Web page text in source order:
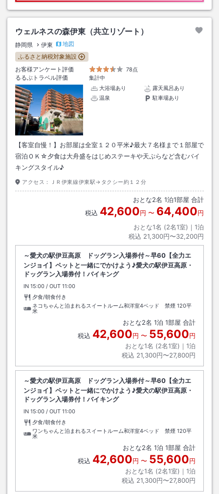
ウェルネスの森伊東（共立リゾート）
静岡県 伊東
地図
ふるさと納税対象施設
お客様アンケート評価
78点
るるぶトラベル評価
集計中
大浴場あり
露天風呂あり
温泉
駐車場あり
【客室自慢！】お部屋は全室１２０平米♪最大７名様まで１部屋で
宿泊ＯＫ☆夕食は大舟盛をはじめステーキや天ぷらなど含むバイ
キングスタイル♪
アクセス： ＪＲ伊東線伊東駅→タクシー約１２分
おとな2名 1泊1部屋 合計
税込 42,600円 〜 64,400円
おとな1名 (2名1室)｜ 1泊
税込 21,300円〜32,200円
～愛犬の駅伊豆高原 ドッグラン入場券付～早60【全力エ
ンジョイ】ペットと一緒にでかけよう♪愛犬の駅伊豆高原・
ドッグラン入場券付！バイキング
IN チェックイン
15:00 / OUT チェックアウト
11:00
夕食/朝食付き
ネコちゃんと泊まれるスイートルーム和洋室4ベッド 禁煙 120平
米
おとな2名 1泊 1部屋 合計
税込 42,600円 〜 55,600円
おとな1名 (2名1室)｜ 1泊
税込 21,300円〜27,800円
～愛犬の駅伊豆高原 ドッグラン入場券付～早60【全力エ
ンジョイ】ペットと一緒にでかけよう♪愛犬の駅伊豆高原・
ドッグラン入場券付！バイキング
IN チェックイン
15:00 / OUT チェックアウト
11:00
夕食/朝食付き
ワンちゃんと泊まれるスイートルーム和洋室4ベッド 禁煙 120平
米
おとな2名 1泊 1部屋 合計
税込 42,600円 〜 55,600円
おとな1名 (2名1室)｜ 1泊
税込 21,300円〜27,800円